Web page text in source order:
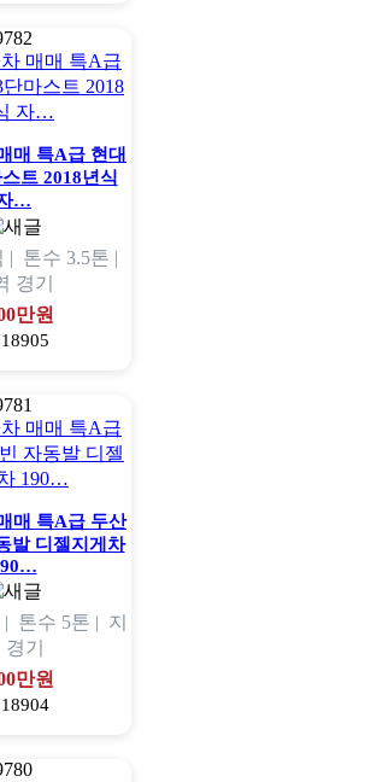
매 특A급 현대
트 2018년식
…
| 톤수 3.5톤 |
경기
만원
매 특A급 두산
발 디젤지게차
| 톤수 5톤 | 지
경기
만원